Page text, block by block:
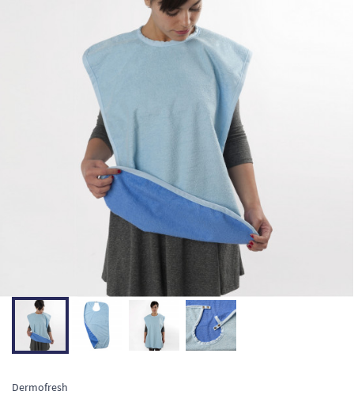
Dermofresh